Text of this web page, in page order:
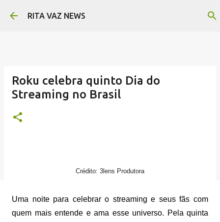
Pular para o conteúdo principal
RITA VAZ NEWS
Roku celebra quinto Dia do
Streaming no Brasil
Crédito: 3lens Produtora
Uma noite para celebrar o streaming e seus fãs com
quem mais entende e ama esse universo. Pela quinta